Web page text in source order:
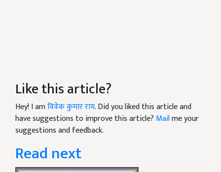
Like this article?
Hey! I amविवेक कुमार राय. Did you liked this article and
have suggestions to improve this article? Mailme your
suggestions and feedback.
Read next